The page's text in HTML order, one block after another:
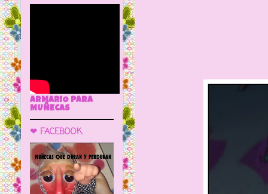
ARMARIO PARA
MUÑECAS
❤ FACEBOOK